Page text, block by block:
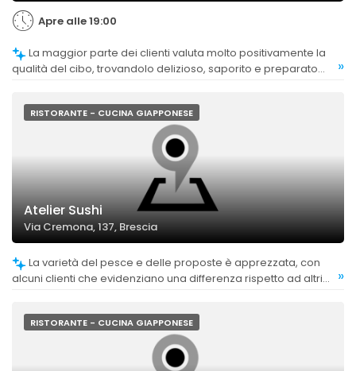
Apre alle 19:00
qualità del cibo, trovandolo delizioso, saporito e preparato
segnalano che il sapore può risultare pesante per alcuni.
»
RISTORANTE - CUCINA GIAPPONESE
Atelier Sushi
Via Cremona, 137, Brescia
alcuni clienti che evidenziano una differenza rispetto ad altri
»
RISTORANTE - CUCINA GIAPPONESE